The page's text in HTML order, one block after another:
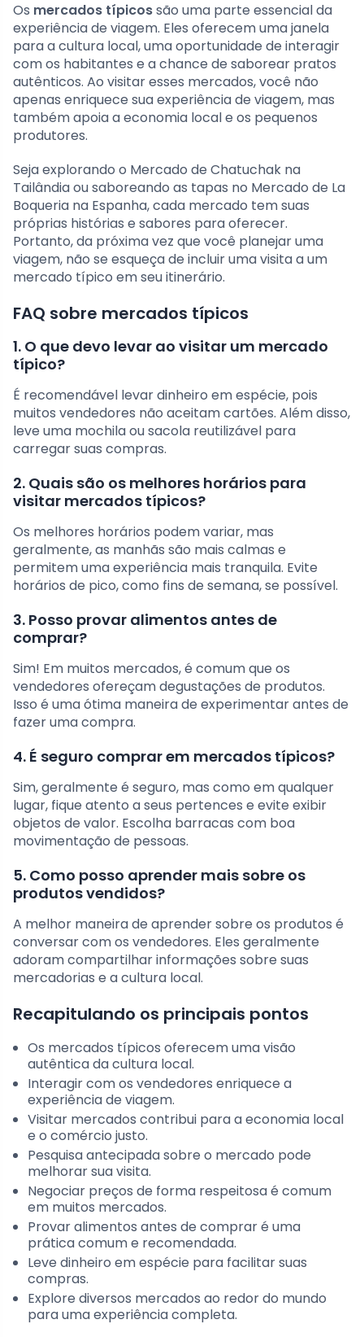
Os mercados típicossão uma parte essencial da
experiência de viagem. Eles oferecem uma janela
para a cultura local, uma oportunidade de interagir
com os habitantes e a chance de saborear pratos
autênticos. Ao visitar esses mercados, você não
apenas enriquece sua experiência de viagem, mas
também apoia a economia local e os pequenos
produtores.
Seja explorando o Mercado de Chatuchak na
Tailândia ou saboreando as tapas no Mercado de La
Boqueria na Espanha, cada mercado tem suas
próprias histórias e sabores para oferecer.
Portanto, da próxima vez que você planejar uma
viagem, não se esqueça de incluir uma visita a um
mercado típico em seu itinerário.
FAQ sobre mercados típicos
1. O que devo levar ao visitar um mercado
típico?
É recomendável levar dinheiro em espécie, pois
muitos vendedores não aceitam cartões. Além disso,
leve uma mochila ou sacola reutilizável para
carregar suas compras.
2. Quais são os melhores horários para
visitar mercados típicos?
Os melhores horários podem variar, mas
geralmente, as manhãs são mais calmas e
permitem uma experiência mais tranquila. Evite
horários de pico, como fins de semana, se possível.
3. Posso provar alimentos antes de
comprar?
Sim! Em muitos mercados, é comum que os
vendedores ofereçam degustações de produtos.
Isso é uma ótima maneira de experimentar antes de
fazer uma compra.
4. É seguro comprar em mercados típicos?
Sim, geralmente é seguro, mas como em qualquer
lugar, fique atento a seus pertences e evite exibir
objetos de valor. Escolha barracas com boa
movimentação de pessoas.
5. Como posso aprender mais sobre os
produtos vendidos?
A melhor maneira de aprender sobre os produtos é
conversar com os vendedores. Eles geralmente
adoram compartilhar informações sobre suas
mercadorias e a cultura local.
Recapitulando os principais pontos
Os mercados típicos oferecem uma visão
autêntica da cultura local.
Interagir com os vendedores enriquece a
experiência de viagem.
Visitar mercados contribui para a economia local
e o comércio justo.
Pesquisa antecipada sobre o mercado pode
melhorar sua visita.
Negociar preços de forma respeitosa é comum
em muitos mercados.
Provar alimentos antes de comprar é uma
prática comum e recomendada.
Leve dinheiro em espécie para facilitar suas
compras.
Explore diversos mercados ao redor do mundo
para uma experiência completa.